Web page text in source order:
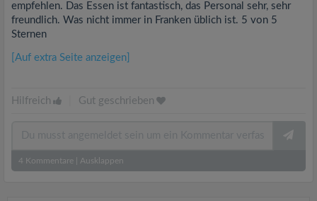
empfehlen. Das Essen ist fantastisch, das Personal sehr, sehr
freundlich. Was nicht immer in Franken üblich ist. 5 von 5
Sternen
[Auf extra Seite anzeigen]
Hilfreich Gut geschrieben
4 Kommentare Ausklappen